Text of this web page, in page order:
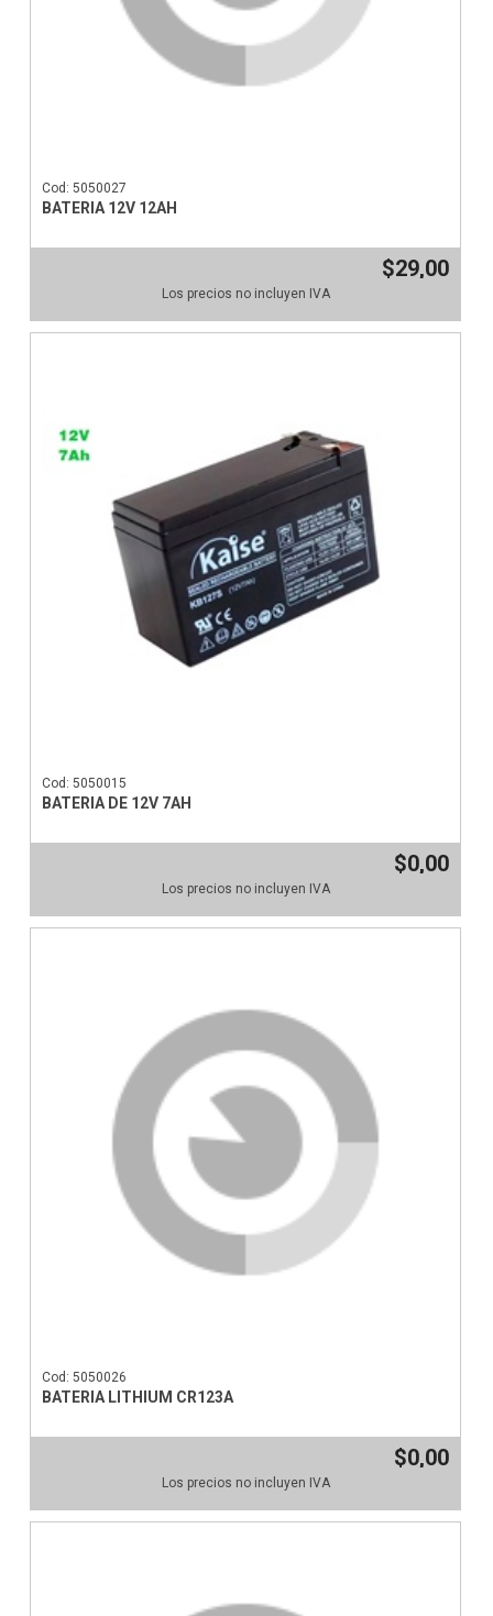
Cod: 5050027
BATERIA 12V 12AH
$29,00
Los precios no incluyen IVA
Cod: 5050015
BATERIA DE 12V 7AH
$0,00
Los precios no incluyen IVA
Cod: 5050026
BATERIA LITHIUM CR123A
$0,00
Los precios no incluyen IVA